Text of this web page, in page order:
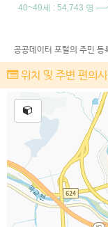
공공데이터 포털의 주민
위치 및 주변 편의